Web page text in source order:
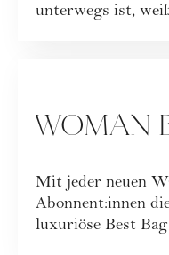
unterwegs ist,
WOMAN
Mit jeder neuen
Abonnent:innen
luxuriöse Best